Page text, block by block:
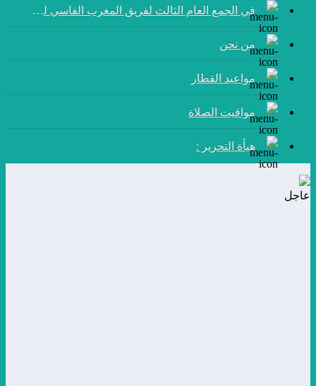
في الجمع العام الثالث لفريق المغرب الفاسي لكرة القدم:
من نحن
مواعيد القطار
مواقيت الصلاة
هيأة التحرير :
عاجل